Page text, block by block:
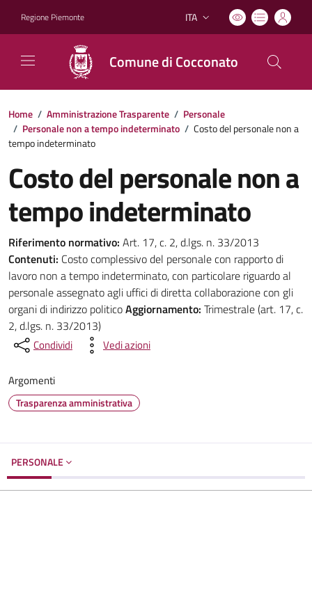
Regione Piemonte Lingua attiva:
ITA
Comune di Cocconato
Home / Amministrazione Trasparente / Personale
/ Personale non a tempo indeterminato / Costo del personale non a
tempo indeterminato
Costo del personale non a
tempo indeterminato
Riferimento normativo: Art. 17, c. 2, d.lgs. n. 33/2013
Contenuti: Costo complessivo del personale con rapporto di
lavoro non a tempo indeterminato, con particolare riguardo al
personale assegnato agli uffici di diretta collaborazione con gli
organi di indirizzo politicoAggiornamento: Trimestrale (art. 17, c.
2, d.lgs. n. 33/2013)
Condividi Vedi azioni
Argomenti
Trasparenza amministrativa
PERSONALE